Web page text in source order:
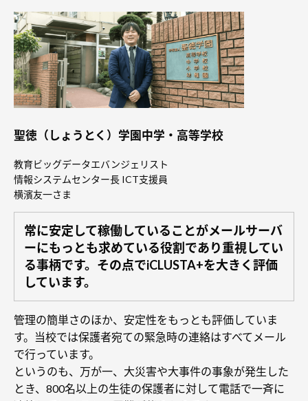
聖徳（しょうとく）学園中学・高等学校
教育ビッグデータエバンジェリスト
情報システムセンター長 ICT支援員
横濱友一さま
常に安定して稼働していることがメールサーバ
ーにもっとも求めている役割であり重視してい
る事柄です。その点でiCLUSTA+を大きく評価
しています。
管理の簡単さのほか、安定性をもっとも評価していま
す。当校では保護者宛ての緊急時の連絡はすべてメール
で行っています。
というのも、万が一、大災害や大事件の事象が発生した
とき、800名以上の生徒の保護者に対して電話で一斉に